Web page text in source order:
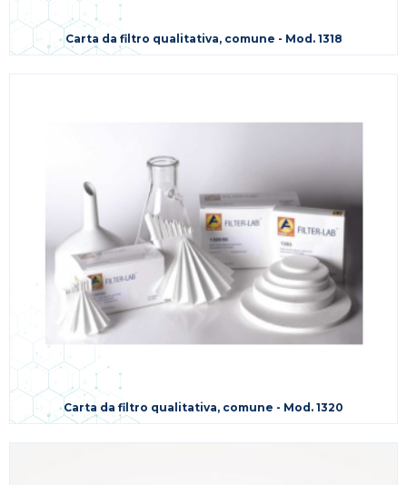
Carta da filtro qualitativa, comune - Mod. 1318
Carta da filtro qualitativa, comune - Mod. 1320